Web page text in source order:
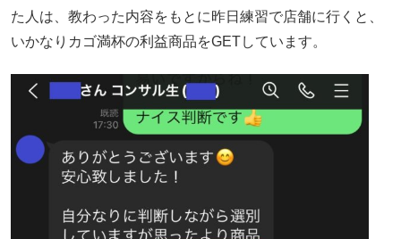
た人は、教わった内容をもとに昨日練習で店舗に行くと、
いかなりカゴ満杯の利益商品をGETしています。